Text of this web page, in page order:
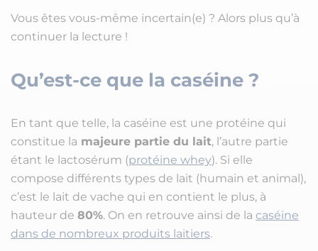
Vous êtes vous-même incertain(e) ? Alors plus qu’à
continuer la lecture !
Qu’est-ce que la caséine ?
En tant que telle, la caséine est une protéine qui
constitue la majeure partie du lait, l’autre partie
étant le lactosérum (protéine whey). Si elle
compose différents types de lait (humain et animal),
c’est le lait de vache qui en contient le plus, à
hauteur de 80%. On en retrouve ainsi de la caséine
dans de nombreux produits laitiers.